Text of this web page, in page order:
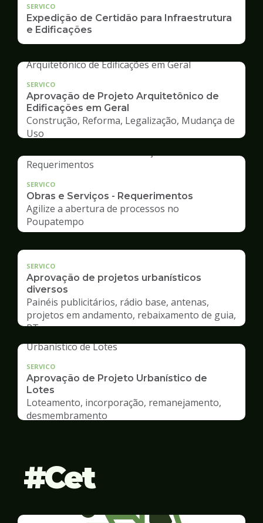
SERVICO
Expedição de Certidão para Infraestrutura
e Edificações
SERVICO
Aprovação de Projeto Arquitetônico de
Edificações em Geral
Construção, Reforma, Legalização, Mudança de
Uso
SERVICO
Obras e Serviços - Requerimentos
Agilize a abertura de processos no
Poupatempo
SERVICO
Aprovação de projetos urbanísticos
diversos
Painéis publicitários, rádio base, antenas,
projetos em andamento, rebaixamento de guia,
RT
SERVICO
Aprovação de Projeto Urbanístico de
Lotes
Loteamento, incorporação, remanejamento,
desmembramento
Cet